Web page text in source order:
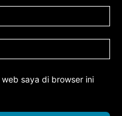
saya di browser ini